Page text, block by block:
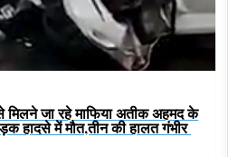
मिलने जा रहे माफिया अतीक अहमद के
हादसे में मौत,तीन की हालत गंभीर